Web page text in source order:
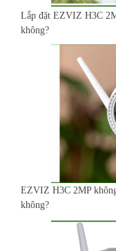
Lắp đặt EZVIZ H3C
không?
EZVIZ H3C 2MP
không?